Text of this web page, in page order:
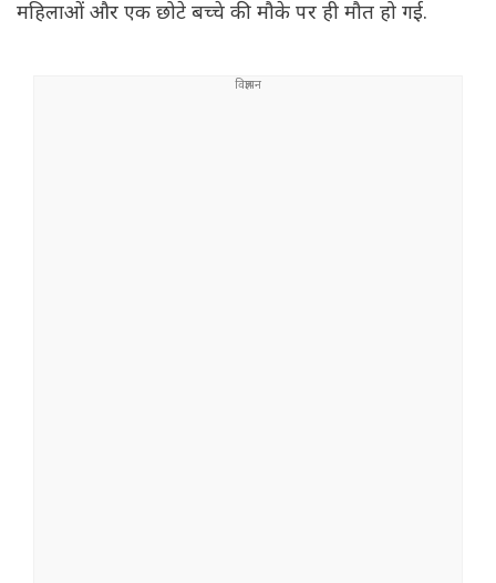
महिलाओं और एक छोटे बच्चे की मौके पर ही मौत हो गई.